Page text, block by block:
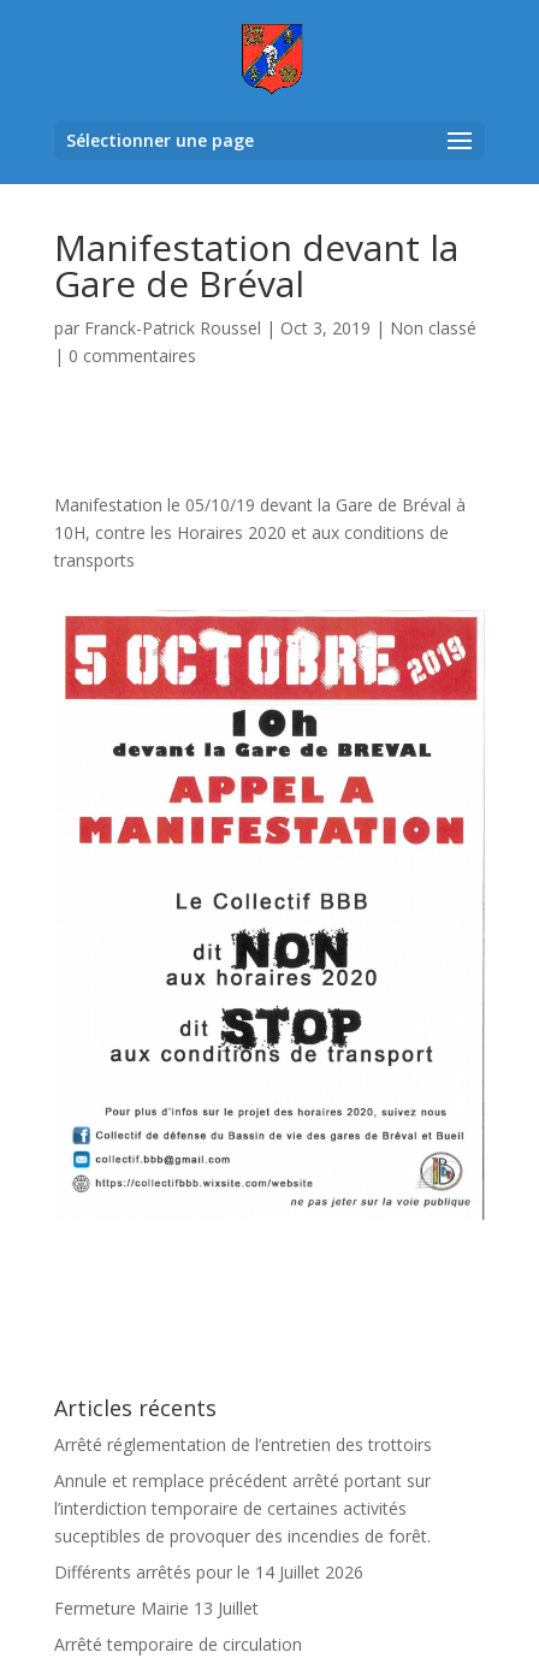
Sélectionner une page
Manifestation devant la
Gare de Bréval
par Franck-Patrick Roussel | Oct 3, 2019 | Non classé
| 0 commentaires
Manifestation le 05/10/19 devant la Gare de Bréval à
10H, contre les Horaires 2020 et aux conditions de
transports
Articles récents
Arrêté réglementation de l’entretien des trottoirs
Annule et remplace précédent arrêté portant sur
l’interdiction temporaire de certaines activités
suceptibles de provoquer des incendies de forêt.
Différents arrêtés pour le 14 Juillet 2026
Fermeture Mairie 13 Juillet
Arrêté temporaire de circulation